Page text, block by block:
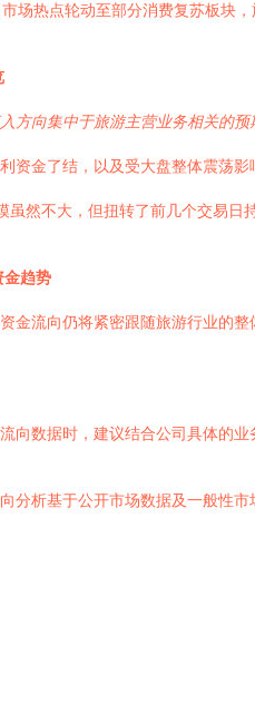
市场热点轮动至部分消费复苏板块
方向集中于旅游主营业务相关的预
资金了结，以及受大盘整体震荡影
虽然不大，但扭转了前几个交易日
金趋势
金流向仍将紧密跟随旅游行业的
向数据时，建议结合公司具体的
向分析基于公开市场数据及一般性